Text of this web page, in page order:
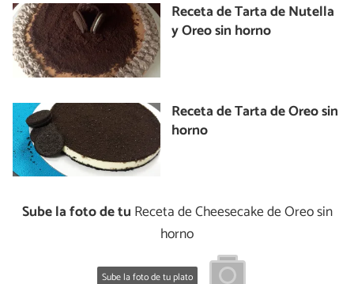
Receta de Tarta de Nutella
y Oreo sin horno
Receta de Tarta de Oreo sin
horno
Sube la foto de tu Receta de Cheesecake de Oreo sin
horno
Sube la foto de tu plato